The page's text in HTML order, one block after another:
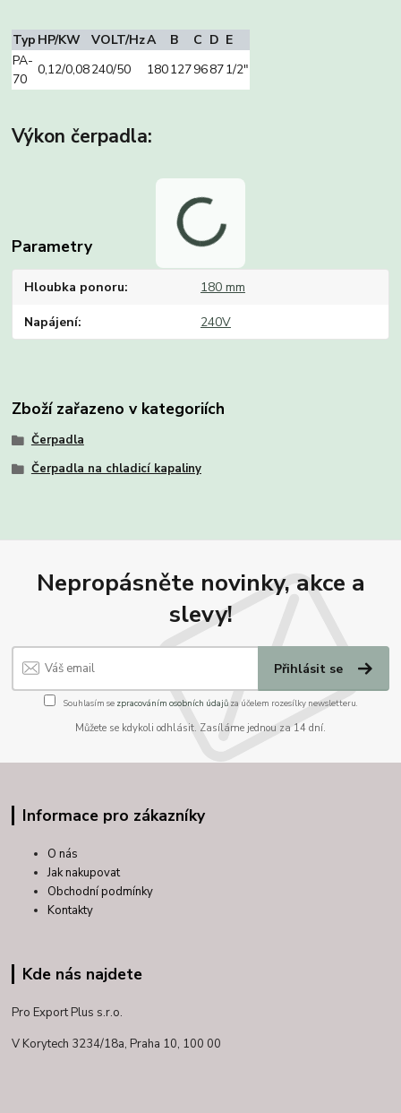
Typ HP/KW VOLT/HzA B C D E
PA-
70
0,12/0,08240/50 18012796871/2″
Výkon čerpadla:
Parametry
Hloubka ponoru 180 mm
Napájení 240V
Zboží zařazeno v kategoriích
Čerpadla
Čerpadla na chladicí kapaliny
Nepropásněte novinky, akce a
slevy!
Přihlásit se
Souhlasím se zpracováním osobních údajůza účelem rozesílky newsletteru.
Můžete se kdykoli odhlásit. Zasíláme jednou za 14 dní.
Informace pro zákazníky
O nás
Jak nakupovat
Obchodní podmínky
Kontakty
Kde nás najdete
Pro Export Plus s.r.o.
V Korytech 3234/18a, Praha 10, 100 00